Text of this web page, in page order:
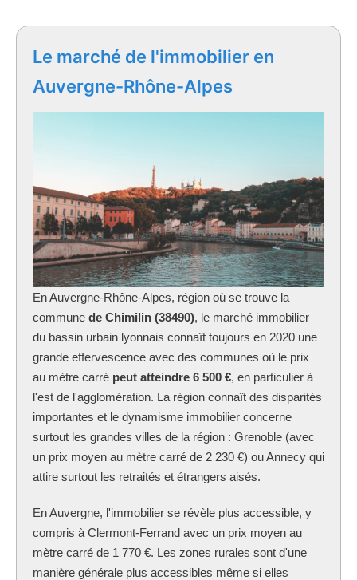
Le marché de l'immobilier en
Auvergne-Rhône-Alpes
En Auvergne-Rhône-Alpes, région où se trouve la
commune de Chimilin (38490), le marché immobilier
du bassin urbain lyonnais connaît toujours en 2020 une
grande effervescence avec des communes où le prix
au mètre carré peut atteindre 6 500 €, en particulier à
l'est de l'agglomération. La région connaît des disparités
importantes et le dynamisme immobilier concerne
surtout les grandes villes de la région : Grenoble (avec
un prix moyen au mètre carré de 2 230 €) ou Annecy qui
attire surtout les retraités et étrangers aisés.
En Auvergne, l'immobilier se révèle plus accessible, y
compris à Clermont-Ferrand avec un prix moyen au
mètre carré de 1 770 €. Les zones rurales sont d'une
manière générale plus accessibles même si elles